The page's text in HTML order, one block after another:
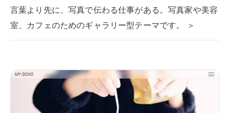
言葉より先に、写真で伝わる仕事がある。写真家や美容
室、カフェのためのギャラリー型テーマです。 ＞